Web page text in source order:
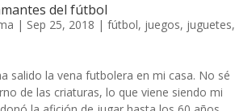
del fútbol
| Sep 25, 2018 | fútbol, juegos, juguetes,
salido la vena futbolera en mi casa. No sé
de las criaturas, lo que viene siendo mi